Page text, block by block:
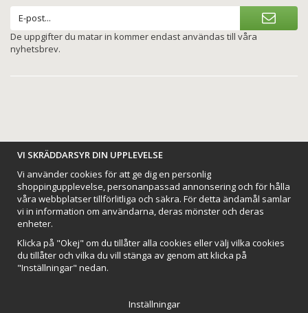
De uppgifter du matar in kommer endast användas till våra
nyhetsbrev.
BETALNINGSALTERNATIV
VI SKICKAR MED
VI SKRÄDDARSYR DIN UPPLEVELSE
Vi använder cookies för att ge dig en personlig
shoppingupplevelse, personanpassad annonsering och för hålla
våra webbplatser tillförlitliga och säkra. För detta ändamål samlar
vi in information om användarna, deras mönster och deras
enheter.
Klicka på "Okej" om du tillåter alla cookies eller välj vilka cookies
du tillåter och vilka du vill stänga av genom att klicka på
"Inställningar" nedan.
Inställningar